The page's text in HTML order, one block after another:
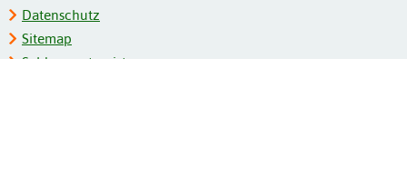
Datenschutz
Sitemap
Schlagwortregister